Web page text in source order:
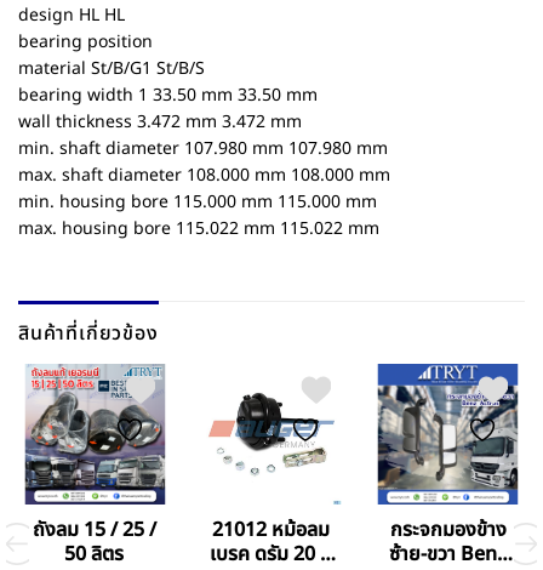
design HL HL
bearing position
material St/B/G1 St/B/S
bearing width 1 33.50 mm 33.50 mm
wall thickness 3.472 mm 3.472 mm
min. shaft diameter 107.980 mm 107.980 mm
max. shaft diameter 108.000 mm 108.000 mm
min. housing bore 115.000 mm 115.000 mm
max. housing bore 115.022 mm 115.022 mm
สินค้าที่เกี่ยวข้อง
ถังลม 15 / 25 /
50 ลิตร
21012 หม้อลม
เบรค ดรัม 20 ทุ
กระจกมองข้าง
ซ้าย-ขวา Benz